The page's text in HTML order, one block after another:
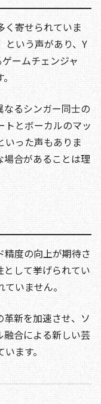
く寄せられていま
という声があり、Y
ームチェンジャ
なるシンガー同士の
トとボーカルのマッ
いった声もありま
場合があることは理
精度の向上が期待さ
として挙げられてい
いません。
新を加速させ、ソ
融合による新しい芸
ます。